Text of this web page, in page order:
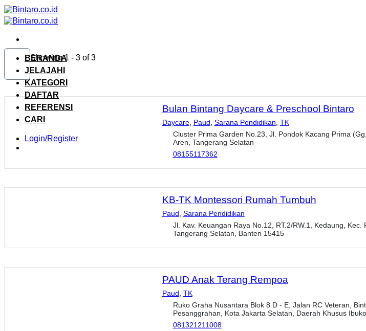
Skip
to
content
BERANDA
JELAJAHI
KATEGORI
DAFTAR
REFERENSI
CARI
Login/Register
Showing 1 - 3 of 3
Bulan Bintang Daycare & Preschool Bintaro
Daycare, Paud Sarana Pendidikan TK
Cluster Prima Garden No.23, Jl. Pondok Kacang Prima
Aren, Tangerang Selatan
08155117362
KB-TK Montessori Rumah Tumbuh
Paud, Sarana Pendidikan
Jl. Kav. Keuangan Raya No.12, RT.2/RW.1, Kedaung, Kec.
Tangerang Selatan, Banten 15415
PAUD Anak Terang Rempoa
Paud TK
Ruko Graha Nusantara Blok 8 D - E, Jalan RC Veteran,
Pesanggrahan, Kota Jakarta Selatan, Daerah Khusus
081321211008